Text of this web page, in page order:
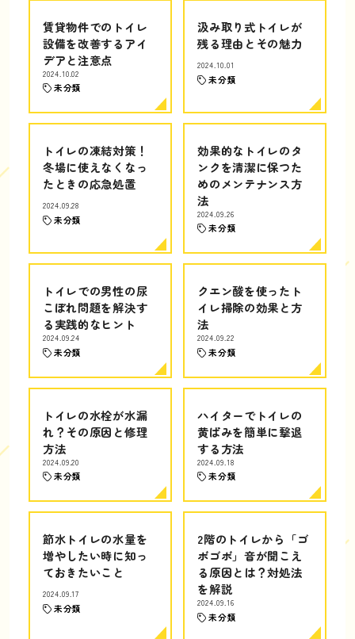
賃貸物件でのトイレ
設備を改善するアイ
デアと注意点
2024.10.02
未分類
汲み取り式トイレが
残る理由とその魅力
2024.10.01
未分類
トイレの凍結対策！
冬場に使えなくなっ
たときの応急処置
2024.09.28
未分類
効果的なトイレのタ
ンクを清潔に保つた
めのメンテナンス方
法
2024.09.26
未分類
トイレでの男性の尿
こぼれ問題を解決す
る実践的なヒント
2024.09.24
未分類
クエン酸を使ったト
イレ掃除の効果と方
法
2024.09.22
未分類
トイレの水栓が水漏
れ？その原因と修理
方法
2024.09.20
未分類
ハイターでトイレの
黄ばみを簡単に撃退
する方法
2024.09.18
未分類
節水トイレの水量を
増やしたい時に知っ
ておきたいこと
2024.09.17
未分類
2階のトイレから「ゴ
ボゴボ」音が聞こえ
る原因とは？対処法
を解説
2024.09.16
未分類